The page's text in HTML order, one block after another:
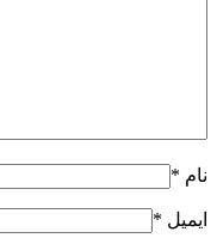
نام *
ایمیل *